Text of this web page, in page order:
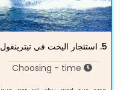
5. استئجار اليخت في تيترينغول